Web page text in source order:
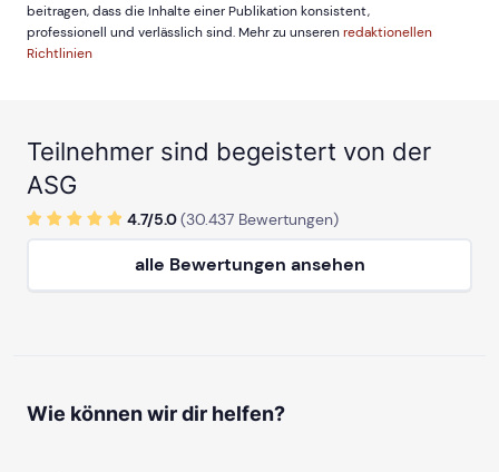
beitragen, dass die Inhalte einer Publikation konsistent,
professionell und verlässlich sind. Mehr zu unserenredaktionellen
Richtlinien
Teilnehmer sind begeistert von der
ASG
4.7/5.0(30.437 Bewertungen)
alle Bewertungen ansehen
Wie können wir dir helfen?